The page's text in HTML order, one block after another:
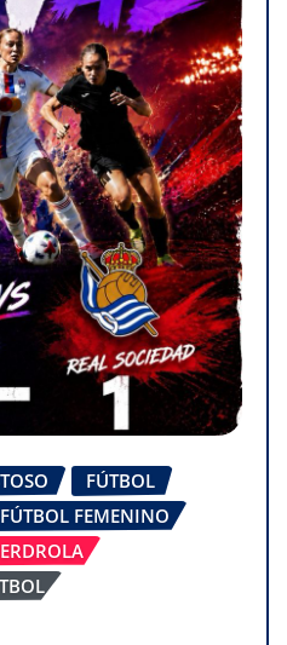
FÚTBOL
FÚTBOL FEMENINO